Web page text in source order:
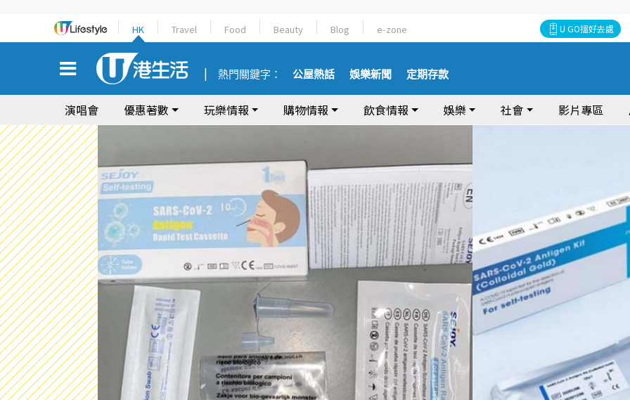
HK Travel Food Beauty Blog e-zone U GO搵好去處
熱門關鍵字： 公屋熱話 娛樂新聞 定期存款
演唱會 優惠著數 玩樂情報 購物情報 飲食情報 娛樂 社會 影片專區